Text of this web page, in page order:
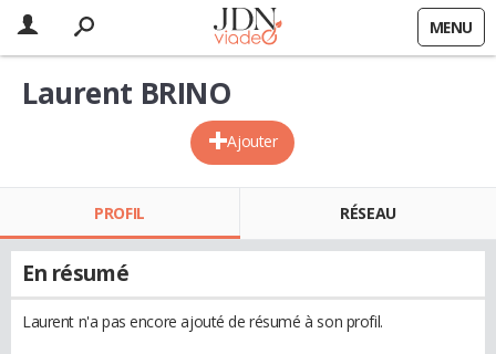
MENU
Ajouter
Laurent BRINO
PROFIL RÉSEAU
En résumé
Laurent n'a pas encore ajouté de résumé à son profil.